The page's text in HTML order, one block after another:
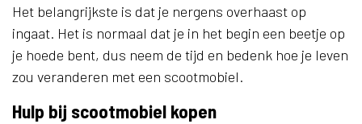
Het belangrijkste is dat je nergens overhaast op
ingaat. Het is normaal dat je in het begin een beetje op
je hoede bent, dus neem de tijd en bedenk hoe je leven
zou veranderen met een scootmobiel.
Hulp bij scootmobiel kopen